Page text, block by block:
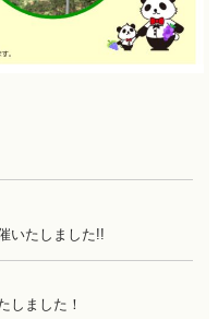
いたしました!!
しました！